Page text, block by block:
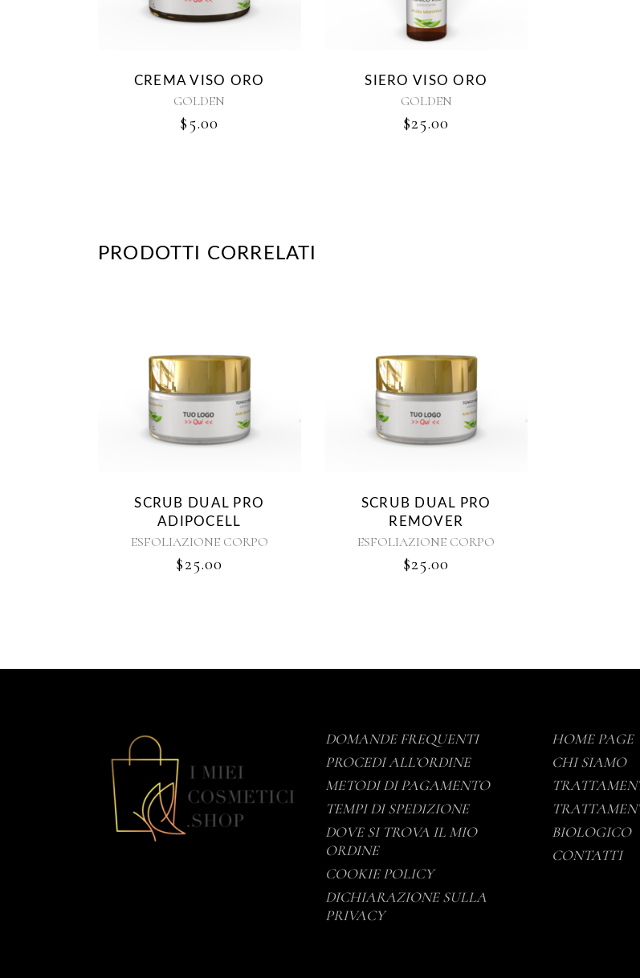
CREMA VISO ORO
GOLDEN
$5.00
SIERO VISO ORO
GOLDEN
$25.00
PRODOTTI CORRELATI
SCRUB DUAL PRO
ADIPOCELL
ESFOLIAZIONE CORPO
$25.00
SCRUB DUAL PRO
REMOVER
ESFOLIAZIONE CORPO
$25.00
DOMANDE FREQUENTI
PROCEDI ALL’ORDINE
METODI DI PAGAMENTO
TEMPI DI SPEDIZIONE
DOVE SI TROVA IL MIO
ORDINE
COOKIE POLICY
DICHIARAZIONE SULLA
PRIVACY
HOME PAGE
CHI SIAMO
BIOLOGICO
CONTATTI